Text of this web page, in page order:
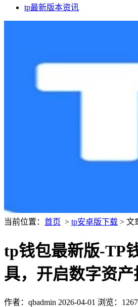
tp最新版本资讯
当前位置： 首页 > tp安卓版下载 > 文
tp钱包最新版-TP
具，开启数字资
作者：qbadmin 2026-04-01 浏览：1267